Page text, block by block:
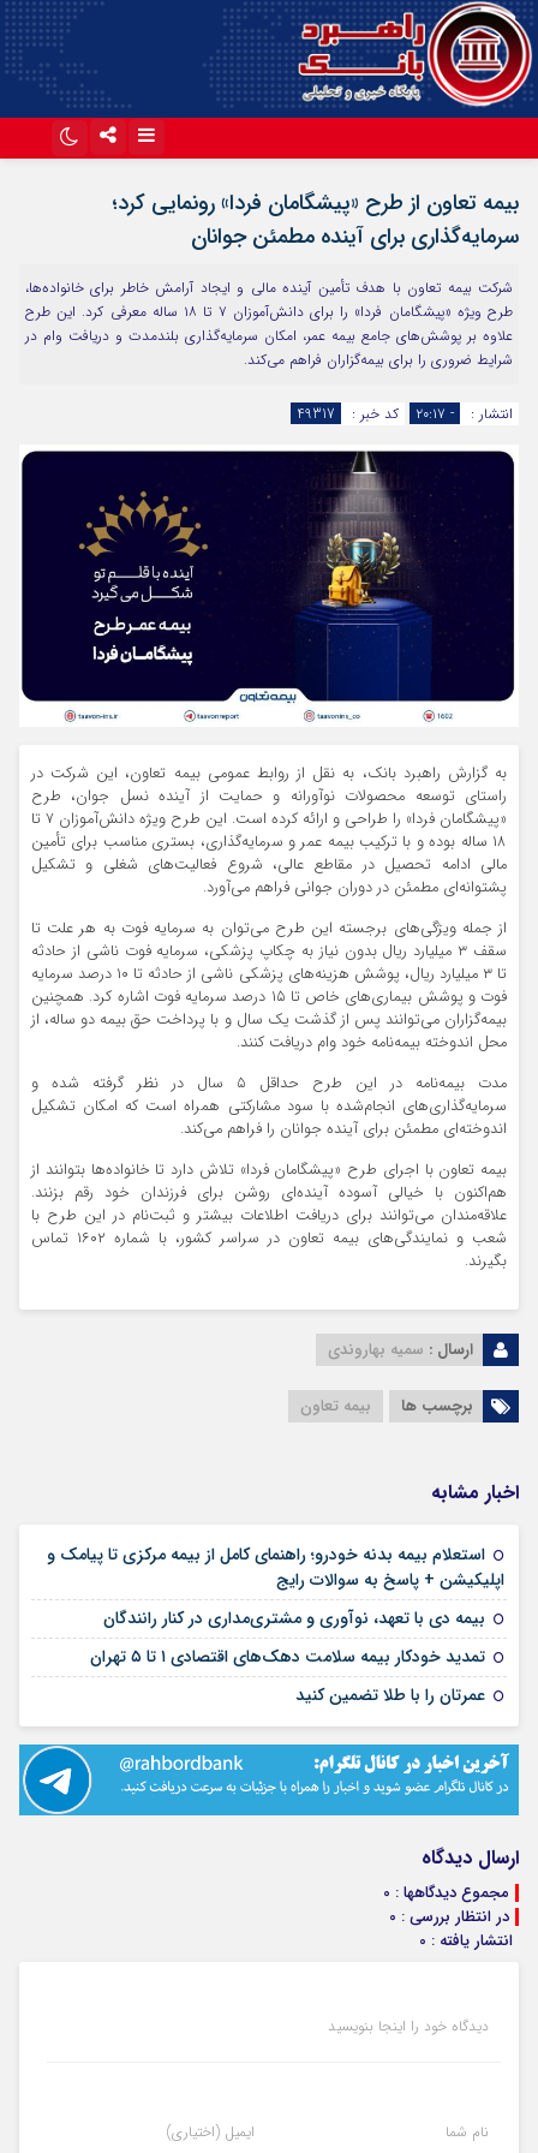
آپارات
بیمه تعاون از طرح «پیشگامان فردا» رونمایی کرد؛
سرمایه‌گذاری برای آینده‌ مطمئن جوانان
شرکت بیمه تعاون با هدف تأمین آینده مالی و ایجاد آرامش خاطر برای خانواده‌ها،
طرح ویژه «پیشگامان فردا» را برای دانش‌آموزان ۷ تا ۱۸ ساله معرفی کرد. این طرح
علاوه بر پوشش‌های جامع بیمه عمر، امکان سرمایه‌گذاری بلندمدت و دریافت وام در
شرایط ضروری را برای بیمه‌گزاران فراهم می‌کند.
انتشار : - ۲۰:۱۷ کد خبر : 49317
به گزارش راهبرد بانک، به نقل از روابط عمومی بیمه تعاون، این شرکت در
راستای توسعه محصولات نوآورانه و حمایت از آینده نسل جوان، طرح
«پیشگامان فردا» را طراحی و ارائه کرده است. این طرح ویژه دانش‌آموزان ۷ تا
۱۸ ساله بوده و با ترکیب بیمه عمر و سرمایه‌گذاری، بستری مناسب برای تأمین
مالی ادامه تحصیل در مقاطع عالی، شروع فعالیت‌های شغلی و تشکیل
پشتوانه‌ای مطمئن در دوران جوانی فراهم می‌آورد.
از جمله ویژگی‌های برجسته این طرح می‌توان به سرمایه فوت به هر علت تا
سقف ۳ میلیارد ریال بدون نیاز به چکاپ پزشکی، سرمایه فوت ناشی از حادثه
تا ۳ میلیارد ریال، پوشش هزینه‌های پزشکی ناشی از حادثه تا ۱۰ درصد سرمایه
فوت و پوشش بیماری‌های خاص تا ۱۵ درصد سرمایه فوت اشاره کرد. همچنین
بیمه‌گزاران می‌توانند پس از گذشت یک سال و با پرداخت حق بیمه دو ساله، از
محل اندوخته بیمه‌نامه خود وام دریافت کنند.
مدت بیمه‌نامه در این طرح حداقل ۵ سال در نظر گرفته شده و
سرمایه‌گذاری‌های انجام‌شده با سود مشارکتی همراه است که امکان تشکیل
اندوخته‌ای مطمئن برای آینده جوانان را فراهم می‌کند.
بیمه تعاون با اجرای طرح «پیشگامان فردا» تلاش دارد تا خانواده‌ها بتوانند از
هم‌اکنون با خیالی آسوده آینده‌ای روشن برای فرزندان خود رقم بزنند.
علاقه‌مندان می‌توانند برای دریافت اطلاعات بیشتر و ثبت‌نام در این طرح با
شعب و نمایندگی‌های بیمه تعاون در سراسر کشور، با شماره ۱۶۰۲ تماس
بگیرند.
ارسال : سمیه بهاروندی
برچسب ها بیمه تعاون
اخبار مشابه
استعلام بیمه بدنه خودرو؛ راهنمای کامل از بیمه مرکزی تا پیامک و
اپلیکیشن + پاسخ به سوالات رایج
بیمه دی با تعهد، نوآوری و مشتری‌مداری در کنار رانندگان
تمدید خودکار بیمه سلامت دهک‌های اقتصادی ۱ تا ۵ تهران
عمرتان را با طلا تضمین کنید
ارسال دیدگاه
مجموع دیدگاهها : 0
در انتظار بررسی : 0
انتشار یافته : 0
دیدگاه خود را اینجا بنویسید
نام شما ایمیل (اختیاری)